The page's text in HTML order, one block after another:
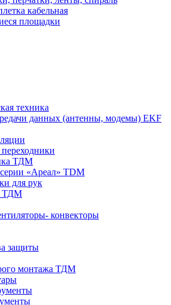
кабельная
площадки
техника
данных (антенны, модемы) EKF
ТДМ
«Ареал» TDM
для рук
ТДМ
конвекторы
защиты
монтажа ТДМ